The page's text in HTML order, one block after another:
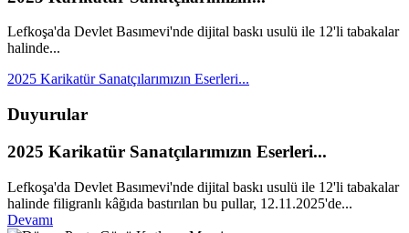
Lefkoşa'da Devlet Basımevi'nde dijital baskı usulü ile 12'li tabakalar
halinde...
2025 Karikatür Sanatçılarımızın Eserleri...
Duyurular
2025 Karikatür Sanatçılarımızın Eserleri...
Lefkoşa'da Devlet Basımevi'nde dijital baskı usulü ile 12'li tabakalar
halinde filigranlı kâğıda bastırılan bu pullar, 12.11.2025'de...
Devamı